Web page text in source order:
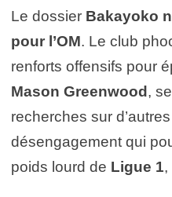
Le dossier Bakayoko
pour l’OM. Le club
renforts offensifs pour
Mason Greenwood ,
recherches sur
désengagement qui
poids lourd de Ligue 1,